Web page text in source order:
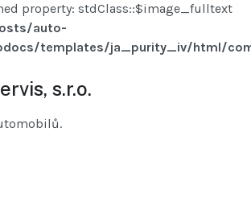
property: stdClass::$image_fulltext
auto-
templates/ja_purity_iv/html/
s.r.o.